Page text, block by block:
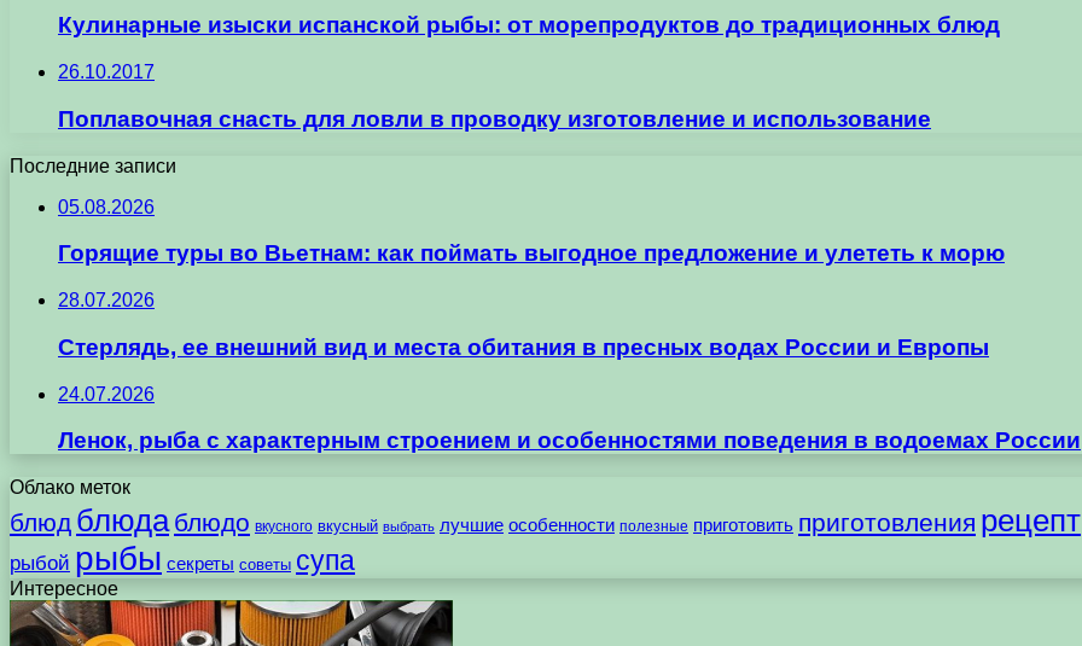
Кулинарные изыски испанской рыбы: от морепродуктов до традиционных блюд
26.10.2017
Поплавочная снасть для ловли в проводку изготовление и использование
Последние записи
05.08.2026
Горящие туры во Вьетнам: как поймать выгодное предложение и улететь к морю
28.07.2026
Стерлядь, ее внешний вид и места обитания в пресных водах России и Европы
24.07.2026
Ленок, рыба с характерным строением и особенностями поведения в водоемах России
Облако меток
блюд блюда блюдо вкусного вкусный выбрать лучшие особенности полезные приготовить приготовления рецепт
рыбой рыбы секреты советы супа
Интересное